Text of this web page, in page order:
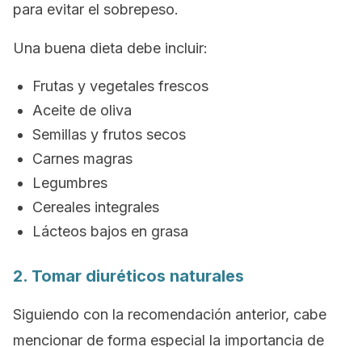
para evitar el sobrepeso.
Una buena dieta debe incluir:
Frutas y vegetales frescos
Aceite de oliva
Semillas y frutos secos
Carnes magras
Legumbres
Cereales integrales
Lácteos bajos en grasa
2. Tomar diuréticos naturales
Siguiendo con la recomendación anterior, cabe
mencionar de forma especial la importancia de